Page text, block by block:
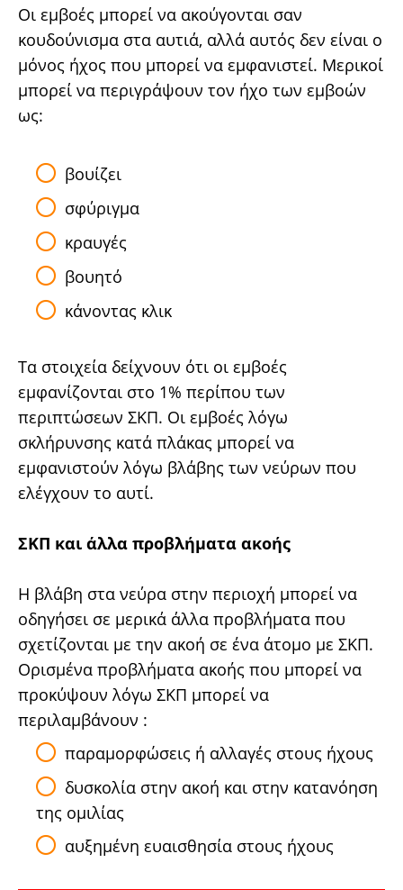
Οι εμβοές μπορεί να ακούγονται σαν
κουδούνισμα στα αυτιά, αλλά αυτός δεν είναι ο
μόνος ήχος που μπορεί να εμφανιστεί. Μερικοί
μπορεί να περιγράψουν τον ήχο των εμβοών
ως:
βουίζει
σφύριγμα
κραυγές
βουητό
κάνοντας κλικ
Τα στοιχεία δείχνουν ότι οι εμβοές
εμφανίζονται στο 1% περίπου των
περιπτώσεων ΣΚΠ. Οι εμβοές λόγω
σκλήρυνσης κατά πλάκας μπορεί να
εμφανιστούν λόγω βλάβης των νεύρων που
ελέγχουν το αυτί.
ΣΚΠ και άλλα προβλήματα ακοής
Η βλάβη στα νεύρα στην περιοχή μπορεί να
οδηγήσει σε μερικά άλλα προβλήματα που
σχετίζονται με την ακοή σε ένα άτομο με ΣΚΠ.
Ορισμένα προβλήματα ακοής που μπορεί να
προκύψουν λόγω ΣΚΠ μπορεί να
περιλαμβάνουν :
παραμορφώσεις ή αλλαγές στους ήχους
δυσκολία στην ακοή και στην κατανόηση
της ομιλίας
αυξημένη ευαισθησία στους ήχους